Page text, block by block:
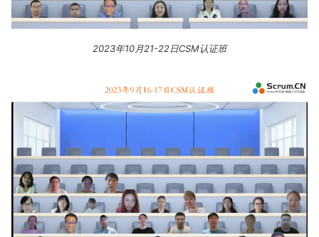
2023年10月21-22日CSM认证班